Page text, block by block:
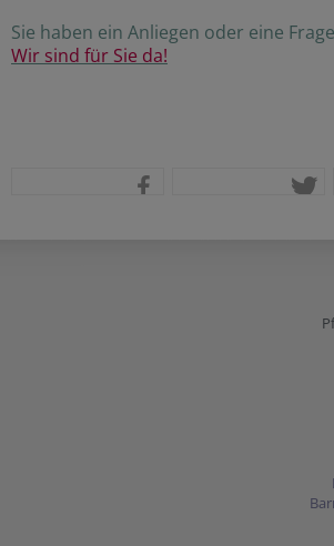
Sie haben ein Anliegen oder eine
Wir sind für Sie da!